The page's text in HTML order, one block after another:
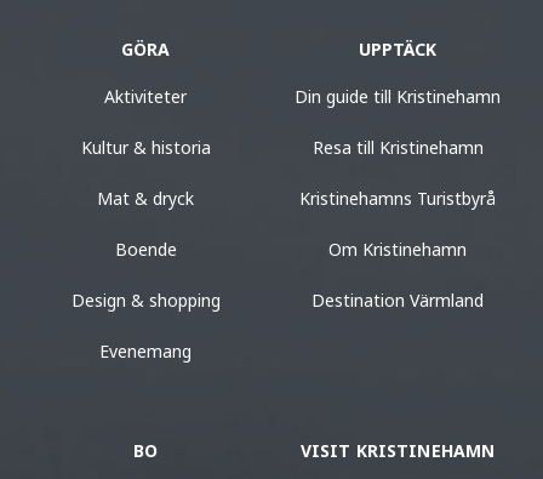
GÖRA
Aktiviteter
Kultur & historia
Mat & dryck
Boende
Design & shopping
Evenemang
UPPTÄCK
Din guide till Kristinehamn
Resa till Kristinehamn
Kristinehamns Turistbyrå
Om Kristinehamn
Destination Värmland
BO VISIT KRISTINEHAMN